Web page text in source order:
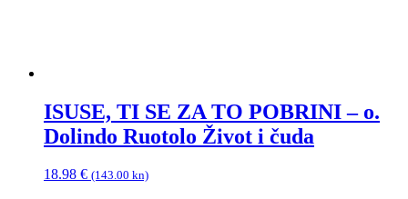
ISUSE, TI SE ZA TO POBRINI – o.
Dolindo Ruotolo Život i čuda
18.98 € (143.00 kn)